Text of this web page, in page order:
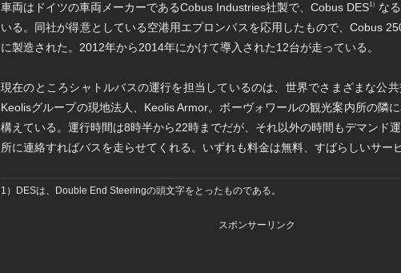
車両はドイツの車両メーカーであるCobus Industries社製で、Cobus DES1）
な
いる。同社が得意としている空港用エプロンバスを応用したもので、Cobus
に製造された。2012年から2014年にかけて導入された12台が走っている。
現在のところシャトルバスの運行を担当しているのは、世界でさまざまな公
Keolisグループの現地法人、Keolis Armor。ボーヴォワールの観光案内所の隣
構えている。運行時間は8時半から22時までだが、それ以外の時間もデマンド
所に連絡すればバスを走らせてくれる。いずれも料金は無料、すばらしいサービ
1）DESは、Double End Steeringの頭文字をとったものである。
スポンサーリンク